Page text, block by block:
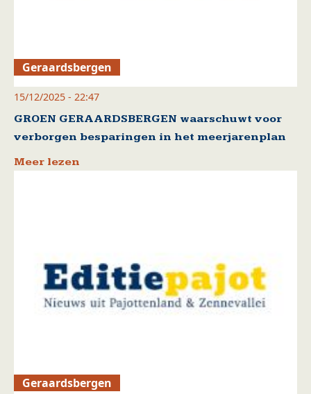
Geraardsbergen
15/12/2025 - 22:47
GROEN GERAARDSBERGEN waarschuwt voor
verborgen besparingen in het meerjarenplan
Meer lezen
Geraardsbergen